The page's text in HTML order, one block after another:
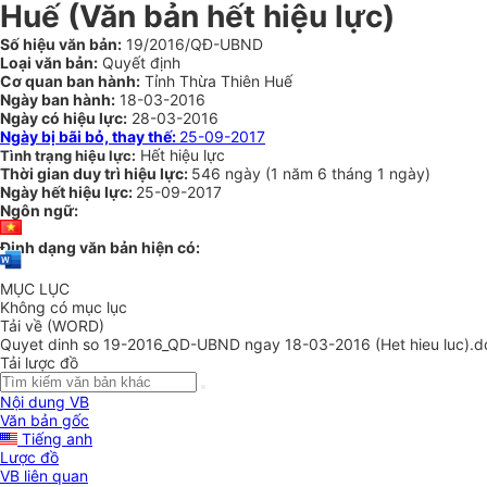
Huế (Văn bản hết hiệu lực)
Số hiệu văn bản: 19/2016/QĐ-UBND
Loại văn bản: Quyết định
Cơ quan ban hành: Tỉnh Thừa Thiên Huế
Ngày ban hành: 18-03-2016
Ngày có hiệu lực: 28-03-2016
Ngày bị bãi bỏ, thay thế: 25-09-2017
Tình trạng hiệu lực: Hết hiệu lực
Thời gian duy trì hiệu lực: 546 ngày (1 năm 6 tháng 1 ngày)
Ngày hết hiệu lực: 25-09-2017
Ngôn ngữ:
Định dạng văn bản hiện có:
MỤC LỤC
Không có mục lục
Tải về (WORD)
Quyet dinh so 19-2016_QD-UBND ngay 18-03-2016 (Het hieu
Tải lược đồ
Nội dung VB
Văn bản gốc
Tiếng anh
Lược đồ
VB liên quan